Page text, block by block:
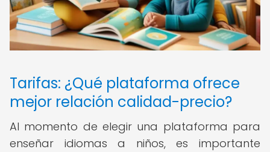
Tarifas: ¿Qué plataforma ofrece
mejor relación calidad-precio?
Al momento de elegir una plataforma para
enseñar idiomas a niños, es importante